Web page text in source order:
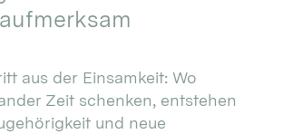
aus der Einsamkeit: Wo
Zeit schenken, entstehen
und neue